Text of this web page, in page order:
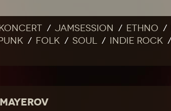
Jamsession Ethno
Folk Soul Indie rock